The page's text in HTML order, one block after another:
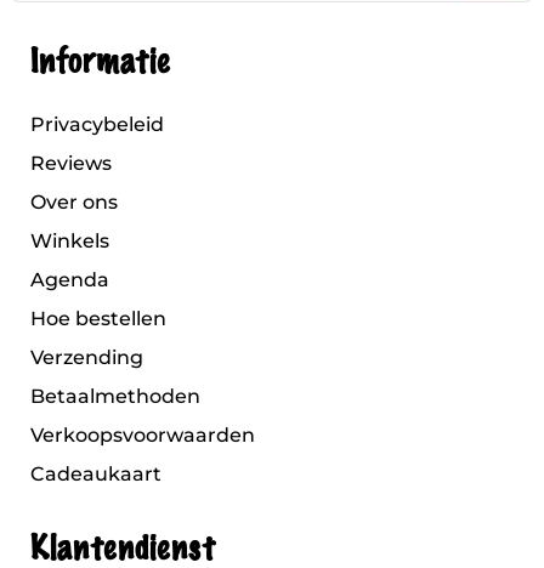
Informatie
Privacybeleid
Reviews
Over ons
Winkels
Agenda
Hoe bestellen
Verzending
Betaalmethoden
Verkoopsvoorwaarden
Cadeaukaart
Klantendienst